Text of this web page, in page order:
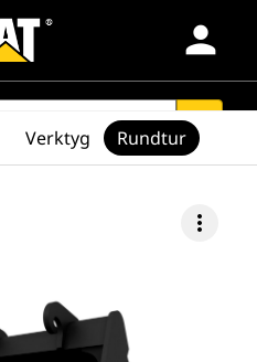
person
search
more_vert
Verktyg Rundtur